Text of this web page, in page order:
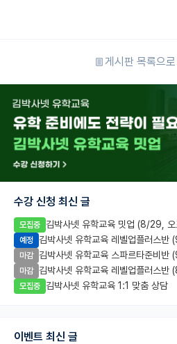
게시판 목록으로
수강 신청 최신 글
모집중 김박사넷 유학교육 밋업 (8/29, 오
예정 김박사넷 유학교육 레벨업플러스반
마감 김박사넷 유학교육 스파르타준비반
마감 김박사넷 유학교육 레벨업플러스반
모집중 김박사넷 유학교육 1:1 맞춤 상담
이벤트 최신 글